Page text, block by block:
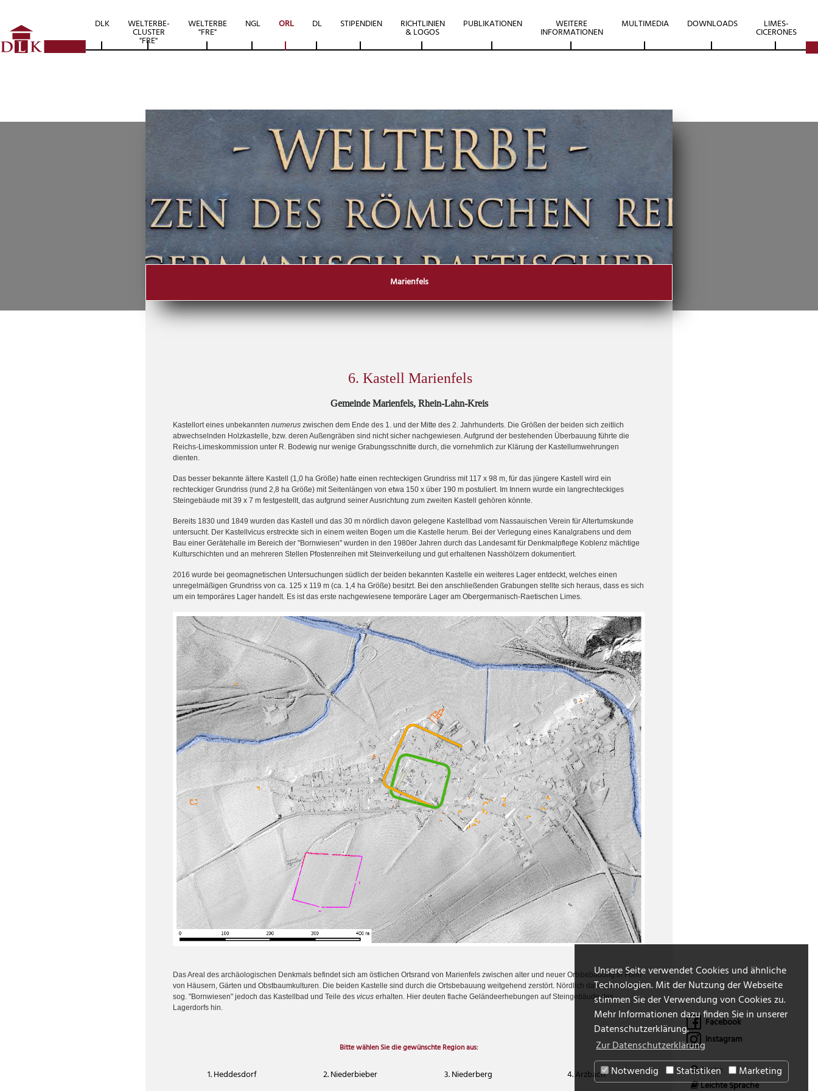
Unsere Seite verwendet Cookies und ähnliche
Technologien. Mit der Nutzung der Webseite
stimmen Sie der Verwendung von Cookies zu.
Mehr Informationen dazu finden Sie in unserer
Datenschutzerklärung.
Zur Datenschutzerklärung
Notwendig
Statistiken Marketing
DLK WELTERBE-
CLUSTER
"FRE"
WELTERBE
"FRE"
NGL ORL DL STIPENDIEN RICHTLINIEN
& LOGOS
PUBLIKATIONEN WEITERE
INFORMATIONEN
MULTIMEDIA DOWNLOADS LIMES-
CICERONES
Marienfels
6. Kastell Marienfels
Gemeinde Marienfels, Rhein-Lahn-Kreis
Kastellort eines unbekannten numerus zwischen dem Ende des 1. und der Mitte des 2. Jahrhunderts. Die Größen der beiden sich zeitlich
abwechselnden Holzkastelle, bzw. deren Außengräben sind nicht sicher nachgewiesen. Aufgrund der bestehenden Überbauung führte die
Reichs-Limeskommission unter R. Bodewig nur wenige Grabungsschnitte durch, die vornehmlich zur Klärung der Kastellumwehrungen
dienten.
Das besser bekannte ältere Kastell (1,0 ha Größe) hatte einen rechteckigen Grundriss mit 117 x 98 m, für das jüngere Kastell wird ein
rechteckiger Grundriss (rund 2,8 ha Größe) mit Seitenlängen von etwa 150 x über 190 m postuliert. Im Innern wurde ein langrechteckiges
Steingebäude mit 39 x 7 m festgestellt, das aufgrund seiner Ausrichtung zum zweiten Kastell gehören könnte.
Bereits 1830 und 1849 wurden das Kastell und das 30 m nördlich davon gelegene Kastellbad vom Nassauischen Verein für Altertumskunde
untersucht. Der Kastellvicus erstreckte sich in einem weiten Bogen um die Kastelle herum. Bei der Verlegung eines Kanalgrabens und dem
Bau einer Gerätehalle im Bereich der "Bornwiesen" wurden in den 1980er Jahren durch das Landesamt für Denkmalpflege Koblenz mächtige
Kulturschichten und an mehreren Stellen Pfostenreihen mit Steinverkeilung und gut erhaltenen Nasshölzern dokumentiert.
2016 wurde bei geomagnetischen Untersuchungen südlich der beiden bekannten Kastelle ein weiteres Lager entdeckt, welches einen
unregelmäßigen Grundriss von ca. 125 x 119 m (ca. 1,4 ha Größe) besitzt. Bei den anschließenden Grabungen stellte sich heraus, dass es sich
um ein temporäres Lager handelt. Es ist das erste nachgewiesene temporäre Lager am Obergermanisch-Raetischen Limes.
Das Areal des archäologischen Denkmals befindet sich am östlichen Ortsrand von Marienfels zwischen alter und neuer Ortsbebauung in Form
von Häusern, Gärten und Obstbaumkulturen. Die beiden Kastelle sind durch die Ortsbebauung weitgehend zerstört. Nördlich davon sind in den
sog. "Bornwiesen" jedoch das Kastellbad und Teile des vicus erhalten. Hier deuten flache Geländeerhebungen auf Steingebäude des
Lagerdorfs hin.
Bitte wählen Sie die gewünschte Region aus:
1. Heddesdorf 2. Niederbieber 3. Niederberg
4. Arzbach
Facebook
Instagram
Leichte Sprache